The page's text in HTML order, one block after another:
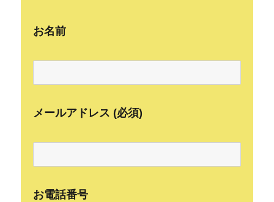
お名前
メールアドレス (必須)
お電話番号